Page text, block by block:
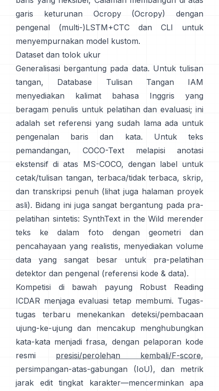
garis keturunan Ocropy (Ocropy) dengan
pengenal (multi-)LSTM+CTC dan CLI untuk
menyempurnakan model kustom.
Dataset dan tolok ukur
Generalisasi bergantung pada data. Untuk tulisan
tangan,
Database Tulisan Tangan IAM
menyediakan kalimat bahasa Inggris yang
beragam penulis untuk pelatihan dan evaluasi; ini
adalah set referensi yang sudah lama ada untuk
pengenalan baris dan kata. Untuk teks
pemandangan,
COCO-Text
melapisi anotasi
ekstensif di atas MS-COCO, dengan label untuk
cetak/tulisan tangan, terbaca/tidak terbaca, skrip,
dan transkripsi penuh (lihat juga halaman proyek
asli). Bidang ini juga sangat bergantung pada pra-
pelatihan sintetis: SynthText in the Wild merender
teks ke dalam foto dengan geometri dan
pencahayaan yang realistis, menyediakan volume
data yang sangat besar untuk pra-pelatihan
detektor dan pengenal (referensi kode & data).
Kompetisi di bawah
payung Robust Reading
ICDAR menjaga evaluasi tetap membumi. Tugas-
tugas terbaru menekankan deteksi/pembacaan
ujung-ke-ujung dan mencakup menghubungkan
kata-kata menjadi frasa, dengan pelaporan kode
resmi
presisi/perolehan kembali/F-score,
persimpangan-atas-gabungan (IoU), dan metrik
jarak edit tingkat karakter—mencerminkan apa